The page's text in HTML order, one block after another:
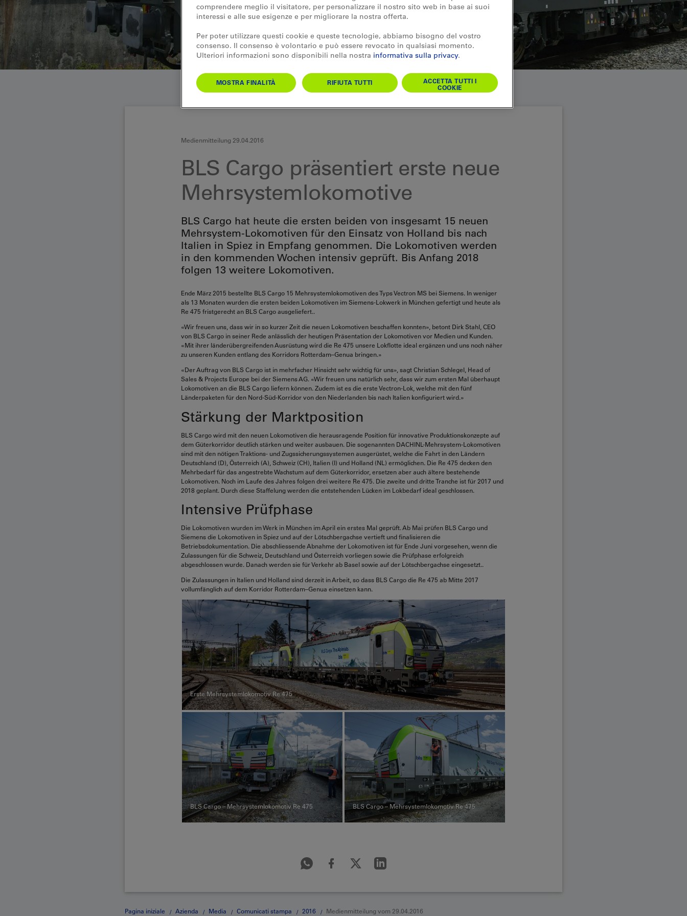
Medienmitteilung 29.04.2016
BLS Cargo präsentiert erste neue
Mehrsystemlokomotive
BLS Cargo hat heute die ersten beiden von insgesamt 15 neuen
Mehrsystem-Lokomotiven für den Einsatz von Holland bis nach
Italien in Spiez in Empfang genommen. Die Lokomotiven werden
in den kommenden Wochen intensiv geprüft. Bis Anfang 2018
folgen 13 weitere Lokomotiven.
Ende März 2015 bestellte BLS Cargo 15 Mehrsystemlokomotiven des Typs Vectron MS bei Siemens. In weniger
als 13 Monaten wurden die ersten beiden Lokomotiven im Siemens-Lokwerk in München gefertigt und heute als
Re 475 fristgerecht an BLS Cargo ausgeliefert..
«Wir freuen uns, dass wir in so kurzer Zeit die neuen Lokomotiven beschaffen konnten», betont Dirk Stahl, CEO
von BLS Cargo in seiner Rede anlässlich der heutigen Präsentation der Lokomotiven vor Medien und Kunden.
«Mit ihrer länderübergreifenden Ausrüstung wird die Re 475 unsere Lokflotte ideal ergänzen und uns noch näher
zu unseren Kunden entlang des Korridors Rotterdam–Genua bringen.»
«Der Auftrag von BLS Cargo ist in mehrfacher Hinsicht sehr wichtig für uns», sagt Christian Schlegel, Head of
Sales & Projects Europe bei der Siemens AG. «Wir freuen uns natürlich sehr, dass wir zum ersten Mal überhaupt
Lokomotiven an die BLS Cargo liefern können. Zudem ist es die erste Vectron-Lok, welche mit den fünf
Länderpaketen für den Nord-Süd-Korridor von den Niederlanden bis nach Italien konfiguriert wird.»
Stärkung der Marktposition
BLS Cargo wird mit den neuen Lokomotiven die herausragende Position für innovative Produktionskonzepte auf
dem Güterkorridor deutlich stärken und weiter ausbauen. Die sogenannten DACHINL-Mehrsystem-Lokomotiven
sind mit den nötigen Traktions- und Zugssicherungssystemen ausgerüstet, welche die Fahrt in den Ländern
Deutschland (D), Österreich (A), Schweiz (CH), Italien (I) und Holland (NL) ermöglichen. Die Re 475 decken den
Mehrbedarf für das angestrebte Wachstum auf dem Güterkorridor, ersetzen aber auch ältere bestehende
Lokomotiven. Noch im Laufe des Jahres folgen drei weitere Re 475. Die zweite und dritte Tranche ist für 2017 und
2018 geplant. Durch diese Staffelung werden die entstehenden Lücken im Lokbedarf ideal geschlossen.
Intensive Prüfphase
Die Lokomotiven wurden im Werk in München im April ein erstes Mal geprüft. Ab Mai prüfen BLS Cargo und
Siemens die Lokomotiven in Spiez und auf der Lötschbergachse vertieft und finalisieren die
Betriebsdokumentation. Die abschliessende Abnahme der Lokomotiven ist für Ende Juni vorgesehen, wenn die
Zulassungen für die Schweiz, Deutschland und Österreich vorliegen sowie die Prüfphase erfolgreich
abgeschlossen wurde. Danach werden sie für Verkehr ab Basel sowie auf der Lötschbergachse eingesetzt..
Die Zulassungen in Italien und Holland sind derzeit in Arbeit, so dass BLS Cargo die Re 475 ab Mitte 2017
vollumfänglich auf dem Korridor Rotterdam–Genua einsetzen kann.
Erste Mehrsystemlokomotiv Re 475
BLS Cargo – Mehrsystemlokomotiv Re 475 BLS Cargo – Mehrsystemlokomotiv Re 475
Pagina iniziale Azienda Media Comunicati stampa 2016 Medienmitteilung vom 29.04.2016
comprendere meglio il visitatore, per personalizzare il nostro sito web in base ai suoi
interessi e alle sue esigenze e per migliorare la nostra offerta.
Per poter utilizzare questi cookie e queste tecnologie, abbiamo bisogno del vostro
consenso. Il consenso è volontario e può essere revocato in qualsiasi momento.
Ulteriori informazioni sono disponibili nella nostra informativa sulla privacy.
MOSTRA FINALITÀ RIFIUTA TUTTI
ACCETTA TUTTI I
COOKIE